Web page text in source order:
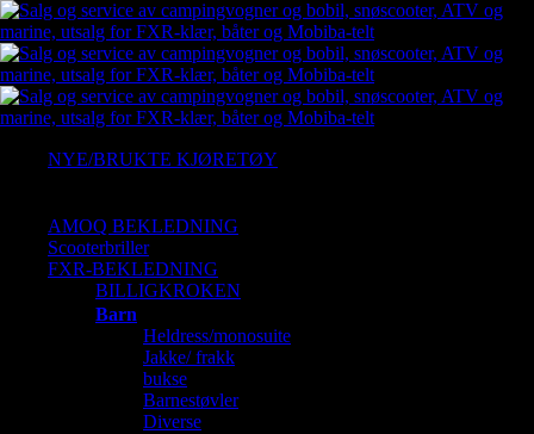
NYE/BRUKTE KJØRETØY
AMOQ BEKLEDNING
Scooterbriller
FXR-BEKLEDNING
BILLIGKROKEN
Barn
Heldress/monosuite
Jakke/ frakk
bukse
Barnestøvler
Diverse